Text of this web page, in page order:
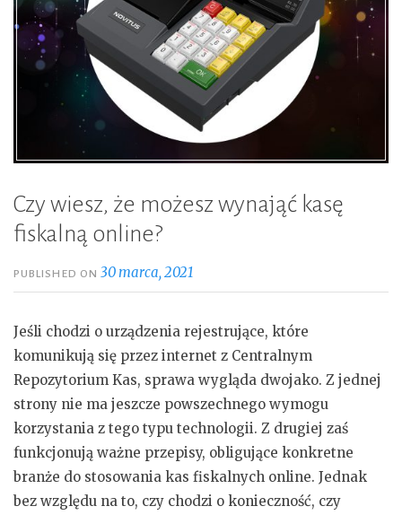
Czy wiesz, że możesz wynająć kasę
fiskalną online?
PUBLISHED ON30 marca, 2021
Jeśli chodzi o urządzenia rejestrujące, które
komunikują się przez internet z Centralnym
Repozytorium Kas, sprawa wygląda dwojako. Z jednej
strony nie ma jeszcze powszechnego wymogu
korzystania z tego typu technologii. Z drugiej zaś
funkcjonują ważne przepisy, obligujące konkretne
branże do stosowania kas fiskalnych online. Jednak
bez względu na to, czy chodzi o konieczność, czy